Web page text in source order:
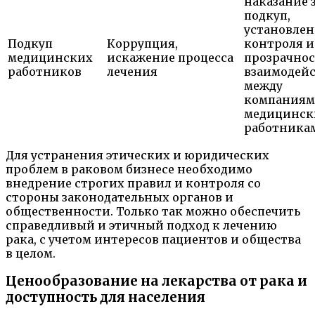
Подкуп
медицинских
работников
Коррупция,
искажение процесса
лечения
подкуп,
контроля и
между
Для устранения этических и юридических
проблем в раковом бизнесе необходимо
внедрение строгих правил и контроля со
стороны законодательных органов и
общественности. Только так можно обеспечить
справедливый и этичный подход к лечению
рака, с учетом интересов пациентов и общества
в целом.
Ценообразование на лекарства от рака и
доступность для населения